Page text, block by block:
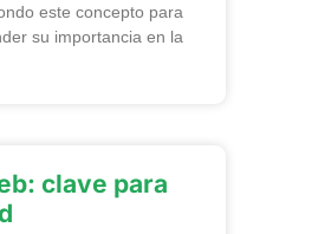
este concepto para
su importancia en la
clave para